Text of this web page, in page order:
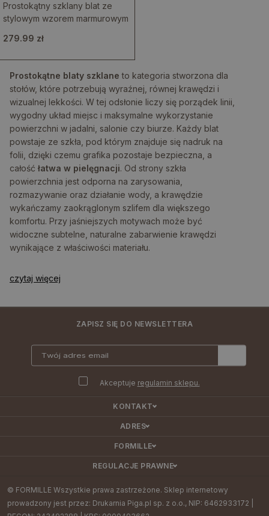
Prostokątny szklany blat ze
stylowym wzorem marmurowym
279.99 zł
Prostokątne blaty szklane to kategoria stworzona dla
stołów, które potrzebują wyraźnej, równej krawędzi i
wizualnej lekkości. W tej odsłonie liczy się porządek linii,
wygodny układ miejsc i maksymalne wykorzystanie
powierzchni w jadalni, salonie czy biurze. Każdy blat
powstaje ze szkła, pod którym znajduje się nadruk na
folii, dzięki czemu grafika pozostaje bezpieczna, a
całość łatwa w pielęgnacji. Od strony szkła
powierzchnia jest odporna na zarysowania,
rozmazywanie oraz działanie wody, a krawędzie
wykańczamy zaokrąglonym szlifem dla większego
komfortu. Przy jaśniejszych motywach może być
widoczne subtelne, naturalne zabarwienie krawędzi
wynikające z właściwości materiału.
czytaj więcej
ZAPISZ SIĘ DO NEWSLETTERA
Akceptuje regulamin sklepu.
KONTAKT
ADRES
FORMILLE
REGULACJE PRAWNE
© FORMILLE Wszystkie prawa zastrzeżone. Sklep internetowy
prowadzony jest przez: Drukarnia Piga.pl sp. z o.o., NIP: 6462933172 |